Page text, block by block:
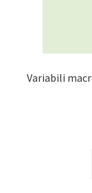
Variabili